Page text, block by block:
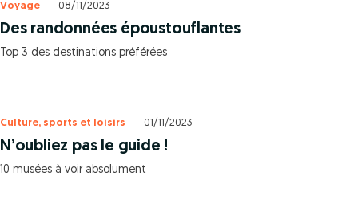
Voyage 08/11/2023
Des randonnées époustouflantes
Top 3 des destinations préférées
Culture, sports et loisirs 01/11/2023
N’oubliez pas le guide !
10 musées à voir absolument